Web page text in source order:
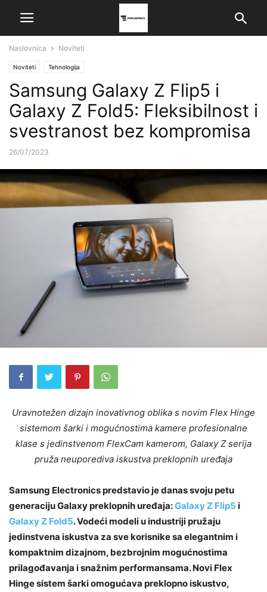
Naslovnica Noviteti
Noviteti Tehnologija
Samsung Galaxy Z Flip5 i
Galaxy Z Fold5: Fleksibilnost i
svestranost bez kompromisa
26/07/2023
Uravnotežen dizajn inovativnog oblika s novim Flex Hinge
sistemom šarki i mogućnostima kamere profesionalne
klase s jedinstvenom FlexCam kamerom, Galaxy Z serija
pruža neuporediva iskustva preklopnih uređaja
Samsung Electronics predstavio je danas svoju petu
generaciju Galaxy preklopnih uređaja:Galaxy Z Flip5 i
Galaxy Z Fold5. Vodeći modeli u industriji pružaju
jedinstvena iskustva za sve korisnike sa elegantnim i
kompaktnim dizajnom, bezbrojnim mogućnostima
prilagođavanja i snažnim performansama. Novi Flex
Hinge sistem šarki omogućava preklopno iskustvo,